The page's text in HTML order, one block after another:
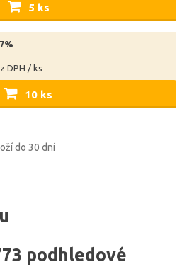
5 ks
7%
DPH / ks
10 ks
do 30 dní
podhledové